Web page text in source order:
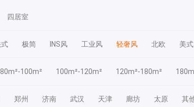
四居室
极简 INS风 工业风 轻奢风 北欧 美式
80m²-100m² 100m²-120m² 120m²-180m²
郑州 济南 武汉 天津 廊坊 太原 其